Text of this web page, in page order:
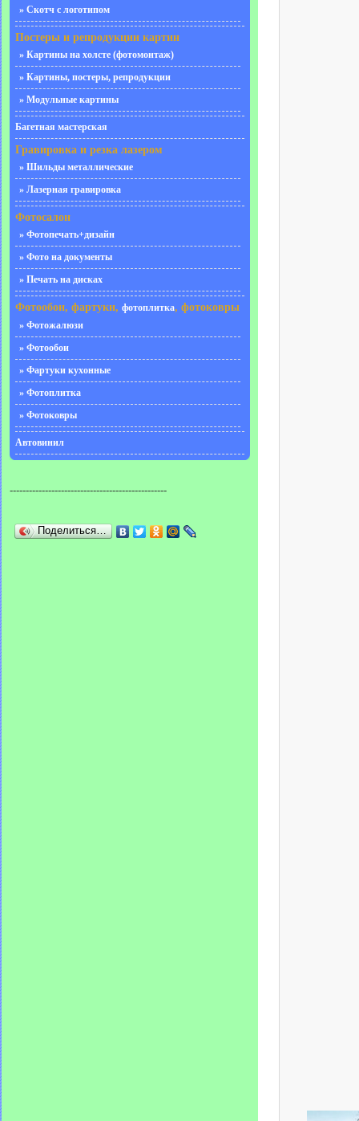
» Скотч с логотипом
Постеры и репродукции картин
» Картины на холсте (фотомонтаж)
» Картины, постеры, репродукции
» Модульные картины
Багетная мастерская
Гравировка и резка лазером
» Шильды металлические
» Лазерная гравировка
Фотосалон
» Фотопечать+дизайн
» Фото на документы
» Печать на дисках
Фотообои, фартуки, фотоплитка, фотоковры
» Фотожалюзи
» Фотообои
» Фартуки кухонные
» Фотоплитка
» Фотоковры
Автовинил
-------------------------------------------------
Поделиться…